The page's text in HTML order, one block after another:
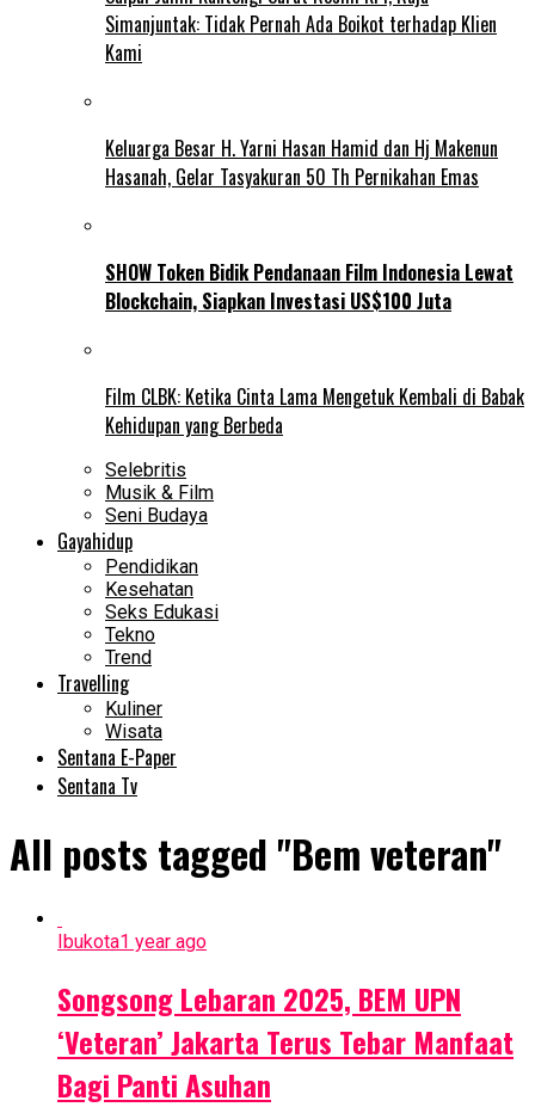
Simanjuntak: Tidak Pernah Ada Boikot terhadap Klien
Kami
Keluarga Besar H. Yarni Hasan Hamid dan Hj Makenun
Hasanah, Gelar Tasyakuran 50 Th Pernikahan Emas
SHOW Token Bidik Pendanaan Film Indonesia Lewat
Blockchain, Siapkan Investasi US$100 Juta
Film CLBK: Ketika Cinta Lama Mengetuk Kembali di Babak
Kehidupan yang Berbeda
Selebritis
Musik & Film
Seni Budaya
Gayahidup
Pendidikan
Kesehatan
Seks Edukasi
Tekno
Trend
Travelling
Kuliner
Wisata
Sentana E-Paper
Sentana Tv
All posts tagged "Bem veteran"
Ibukota1 year ago
Songsong Lebaran 2025, BEM UPN
‘Veteran’ Jakarta Terus Tebar Manfaat
Bagi Panti Asuhan